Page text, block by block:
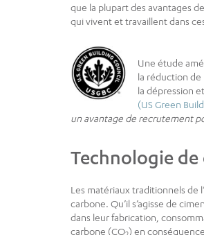
que la plupart des avantages
qui vivent et travaillent dans
Une étude
la réduction de
la dépression
(US Green
un avantage de recrutement
Technologie
Les matériaux traditionnels de
carbone. Qu’il s’agisse de
dans leur fabrication,
carbone (CO ) en